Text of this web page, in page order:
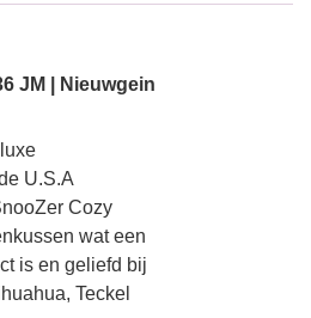
JM | Nieuwgein
U.S.A
Cozy
wat een
is en geliefd bij
Teckel